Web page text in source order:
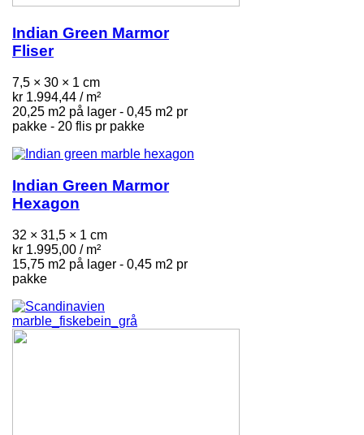
Indian Green Marmor
Fliser
7,5 × 30 × 1 cm
kr 1.994,44 / m²
20,25 m2 på lager - 0,45 m2 pr
pakke - 20 flis pr pakke
Indian Green Marmor
Hexagon
32 × 31,5 × 1 cm
kr 1.995,00 / m²
15,75 m2 på lager - 0,45 m2 pr
pakke